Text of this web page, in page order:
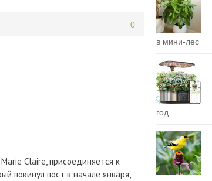
0
Claire, присоединяется к
покинул пост в начале января,
в мини-лес
год